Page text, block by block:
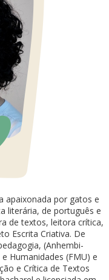
apaixonada por gatos e
literária, de português e
de textos, leitora crítica,
Escrita Criativa. De
(Anhembi-
Humanidades (FMU) e
e Crítica de Textos